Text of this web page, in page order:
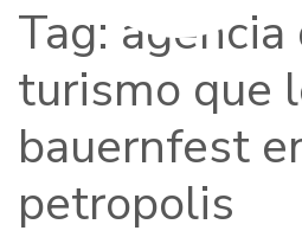
Tag: agencia
turismo que
bauernfest
petropolis